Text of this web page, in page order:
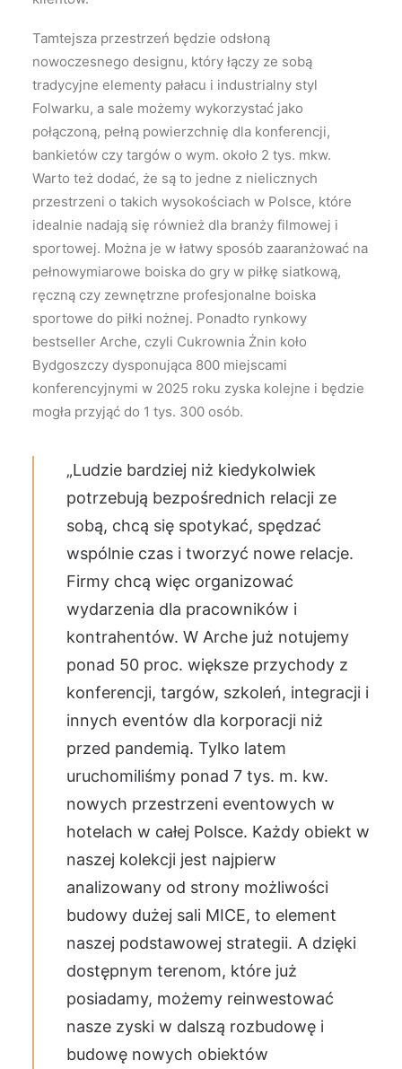
Tamtejsza przestrzeń będzie odsłoną
nowoczesnego designu, który łączy ze sobą
tradycyjne elementy pałacu i industrialny styl
Folwarku, a sale możemy wykorzystać jako
połączoną, pełną powierzchnię dla konferencji,
bankietów czy targów o wym. około 2 tys. mkw.
Warto też dodać, że są to jedne z nielicznych
przestrzeni o takich wysokościach w Polsce, które
idealnie nadają się również dla branży filmowej i
sportowej. Można je w łatwy sposób zaaranżować na
pełnowymiarowe boiska do gry w piłkę siatkową,
ręczną czy zewnętrzne profesjonalne boiska
sportowe do piłki nożnej. Ponadto rynkowy
bestseller Arche, czyli Cukrownia Żnin koło
Bydgoszczy dysponująca 800 miejscami
konferencyjnymi w 2025 roku zyska kolejne i będzie
mogła przyjąć do 1 tys. 300 osób.
„Ludzie bardziej niż kiedykolwiek
potrzebują bezpośrednich relacji ze
sobą, chcą się spotykać, spędzać
wspólnie czas i tworzyć nowe relacje.
Firmy chcą więc organizować
wydarzenia dla pracowników i
kontrahentów. W Arche już notujemy
ponad 50 proc. większe przychody z
konferencji, targów, szkoleń, integracji i
innych eventów dla korporacji niż
przed pandemią. Tylko latem
uruchomiliśmy ponad 7 tys. m. kw.
nowych przestrzeni eventowych w
hotelach w całej Polsce. Każdy obiekt w
naszej kolekcji jest najpierw
analizowany od strony możliwości
budowy dużej sali MICE, to element
naszej podstawowej strategii. A dzięki
dostępnym terenom, które już
posiadamy, możemy reinwestować
nasze zyski w dalszą rozbudowę i
budowę nowych obiektów